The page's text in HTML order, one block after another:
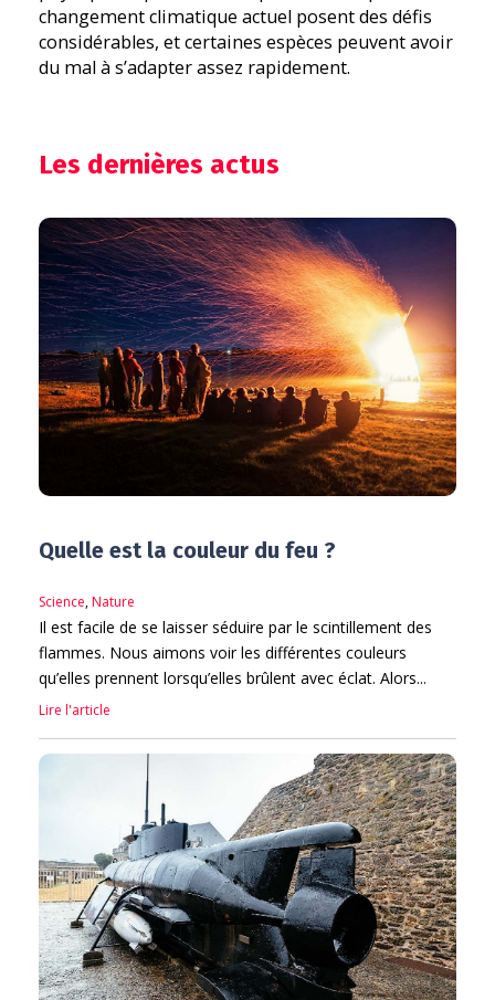
changement climatique actuel posent des défis
considérables, et certaines espèces peuvent avoir
du mal à s’adapter assez rapidement.
Les dernières actus
Quelle est la couleur du feu ?
Science,Nature
Il est facile de se laisser séduire par le scintillement des
flammes. Nous aimons voir les différentes couleurs
qu’elles prennent lorsqu’elles brûlent avec éclat. Alors...
Lire l'article